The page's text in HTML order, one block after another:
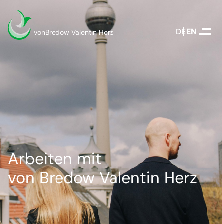
vonBredow Valentin Herz DEUTSCH
ENGLISH
Arbeiten mit
von Bredow Valentin Herz